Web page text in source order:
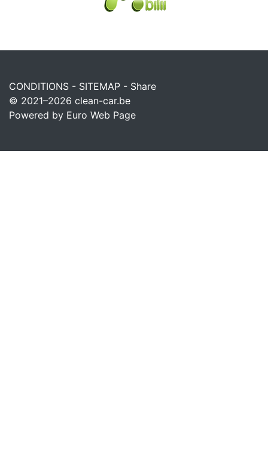
CONDITIONS - SITEMAP - Share
© 2021–2026 clean-car.be
Powered by Euro Web Page